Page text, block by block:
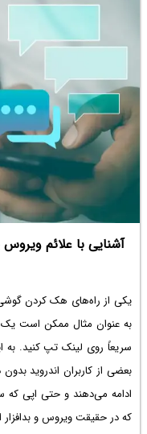
آشنایی با علائم
یکی از راه‌های هک کردن
سریعاً روی لینک تپ کنید. به
بعضی از کاربران اندروید
ادامه می‌دهند و حتی اپی که
که در حقیقت ویروس و